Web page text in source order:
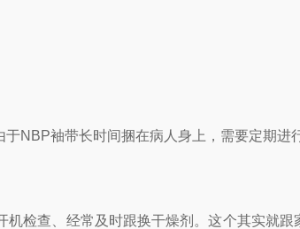
袖带长时间捆在病人身上，需要定期进
查、经常及时跟换干燥剂。这个其实就跟